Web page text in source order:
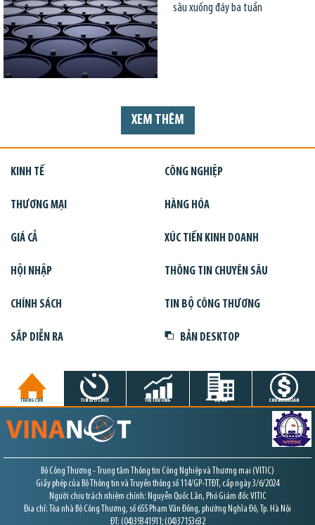
sâu xuống đáy ba tuần
XEM THÊM
KINH TẾ CÔNG NGHIỆP
THƯƠNG MẠI HÀNG HÓA
GIÁ CẢ XÚC TIẾN KINH DOANH
HỘI NHẬP THÔNG TIN CHUYÊN SÂU
CHÍNH SÁCH TIN BỘ CÔNG THƯƠNG
SẮP DIỄN RA BẢN DESKTOP
TRANG CHỦ TIN GIỜ CHÓT THỊ TRƯỜNG DỰ ÁN CHỨNG KHOÁN
Bộ Công Thương - Trung tâm Thông tin Công Nghiệp và Thương mại (VITIC)
Giấy phép của Bộ Thông tin và Truyền thông số 114/GP-TTĐT, cấp ngày 3/6/2024
Người chịu trách nhiệm chính: Nguyễn Quốc Lân, Phó Giám đốc VITIC
Địa chỉ: Tòa nhà Bộ Công Thương, số 655 Phạm Văn Đồng, phường Nghĩa Đô, Tp. Hà Nội
ĐT: (04)39341911; (04)37153632